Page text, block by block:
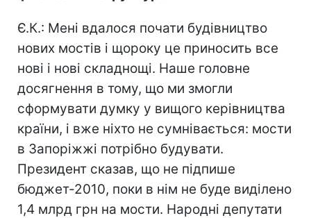
Є.К.: Мені вдалося почати будівництво
нових мостів і щороку це приносить все
нові і нові складнощі. Наше головне
досягнення в тому, що ми змогли
сформувати думку у вищого керівництва
країни, і вже ніхто не сумнівається: мости
в Запоріжжі потрібно будувати.
Президент сказав, що не підпише
бюджет-2010, поки в нім не буде виділено
1,4 млрд грн на мости. Народні депутати